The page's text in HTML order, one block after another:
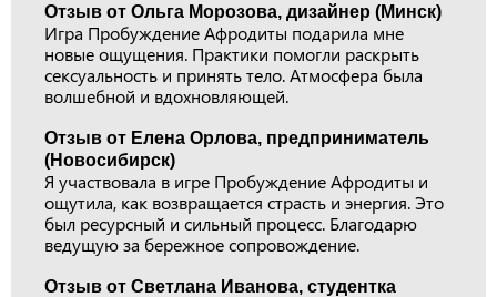
Отзыв от Ольга Морозова, дизайнер (Минск)
Игра Пробуждение Афродиты подарила мне
новые ощущения. Практики помогли раскрыть
сексуальность и принять тело. Атмосфера была
волшебной и вдохновляющей.
Отзыв от Елена Орлова, предприниматель
(Новосибирск)
Я участвовала в игре Пробуждение Афродиты и
ощутила, как возвращается страсть и энергия. Это
был ресурсный и сильный процесс. Благодарю
ведущую за бережное сопровождение.
Отзыв от Светлана Иванова, студентка